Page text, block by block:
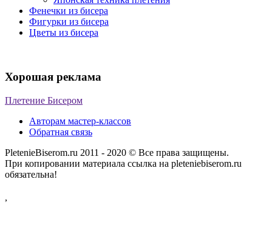
Фенечки из бисера
Фигурки из бисера
Цветы из бисера
Хорошая реклама
Плетение Бисером
Авторам мастер-классов
Обратная связь
PletenieBiserom.ru 2011 - 2020 © Все права защищены.
При копировании материала ссылка на pleteniebiserom.ru
обязательна!
,